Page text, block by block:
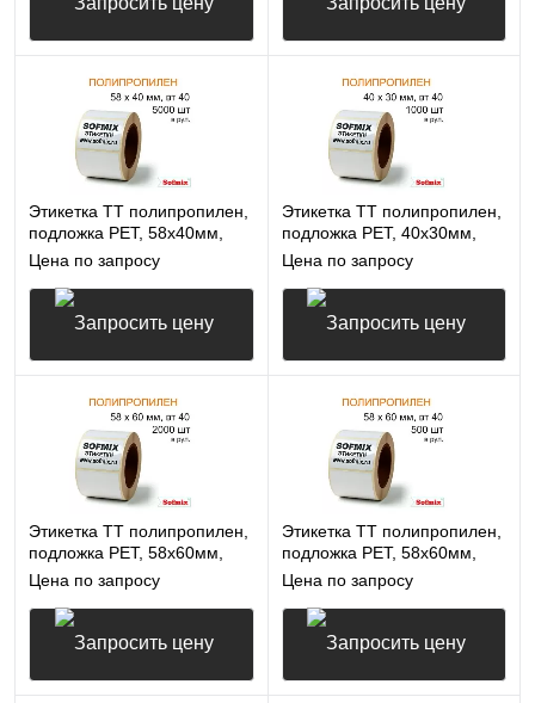
Запросить цену Запросить цену
Этикетка ТТ полипропилен,
подложка РЕТ, 58х40мм,
5000 в рул, вт40, 14115
Цена по запросу
Запросить цену
Этикетка ТТ полипропилен,
подложка РЕТ, 40х30мм,
1000 в рул, вт40, 14115
Цена по запросу
Запросить цену
Этикетка ТТ полипропилен,
подложка РЕТ, 58х60мм,
2000 в рул, вт40, 14115
Цена по запросу
Этикетка ТТ полипропилен,
подложка РЕТ, 58х60мм,
500 в рул, вт40, 14115
Цена по запросу